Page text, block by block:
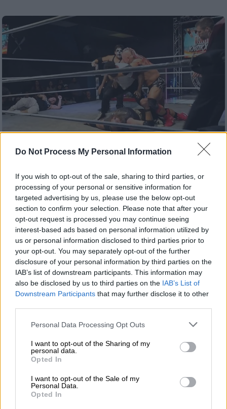
Do Not Process My Personal Information
If you wish to opt-out of the sale, sharing to third parties, or
processing of your personal or sensitive information for
targeted advertising by us, please use the below opt-out
section to confirm your selection. Please note that after your
opt-out request is processed you may continue seeing
interest-based ads based on personal information utilized by
us or personal information disclosed to third parties prior to
your opt-out. You may separately opt-out of the further
disclosure of your personal information by third parties on the
IAB’s list of downstream participants. This information may
also be disclosed by us to third parties on the IAB’s List of
Downstream Participants that may further disclose it to other
Please note that this website/app uses one or more Google
not limited to your visit or usage behaviour. You may click to
grant or deny consent to Google and its third-party tags to
use your data for below specified purposes in below Google
consent section.
Personal Data Processing Opt Outs
I want to opt-out of the Sharing of my
personal data.
Opted In
I want to opt-out of the Sale of my
Personal Data.
Opted In
Viral|25.08.2025 09:12
Σοκ σε live μετάδοση: Ο γιος του
Rampage Jackson παραλίγο να
σκοτώσει παλαιστή
Στο νοσοκομείο με σοβαρά τραύματα ο
Stewart Smith